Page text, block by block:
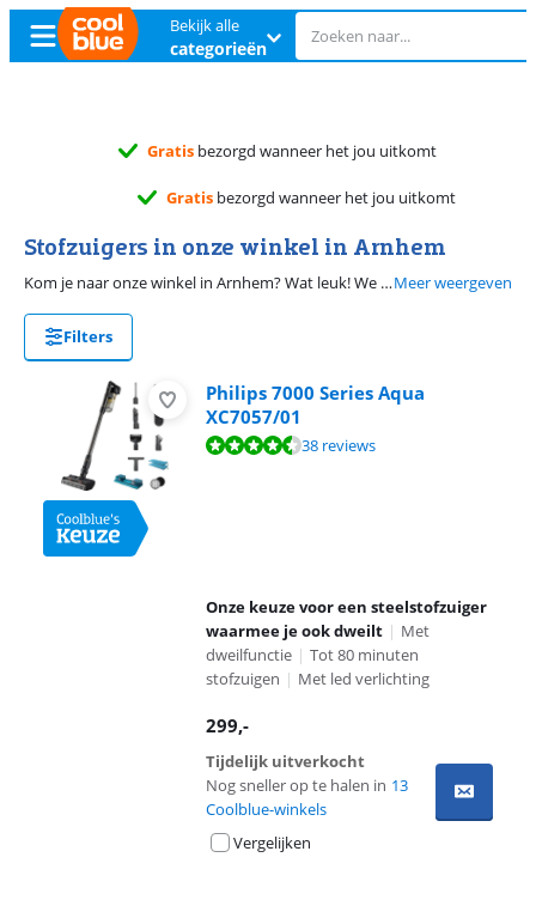
Bekijk alle
categorieën
Gratisruilen
Gratisruilen
Stofzuigers in onze winkel in Arnhem
Kom je naar onze winkel in Arnhem? Wat leuk! We zetten de koffie alvast klaar. Als voorbereiding wil je natuurlijk weten wat je er kan bekijken. Op deze pagina vind je alle stofzuigers die je kan testen in Arnhem.Meer weergeven
Filters
Philips 7000 Series Aqua
XC7057/01
Beoordeling is 8,6 van de 10, gebaseerd op 38 reviews.
38 reviews
Onze keuze voor een steelstofzuiger
waarmee je ook dweilt | Met
dweilfunctie | Tot 80 minuten
stofzuigen | Met led verlichting
299,-
Tijdelijk uitverkocht
Nog sneller op te halen in 13
Coolblue-winkels
Vergelijken